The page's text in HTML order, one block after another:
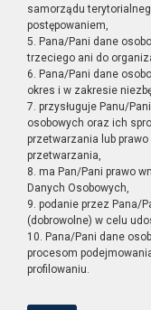
samorządu
postępowaniem,
5. Pana/Pani dane
trzeciego ani do
6. Pana/Pani dane
okres i w zakresie
7. przysługuje Panu/
osobowych oraz ich
przetwarzania lub
przetwarzania,
8. ma Pan/Pani prawo
Danych Osobowych,
9. podanie przez Pana/
(dobrowolne) w celu
10. Pana/Pani dane
procesom
profilowaniu.